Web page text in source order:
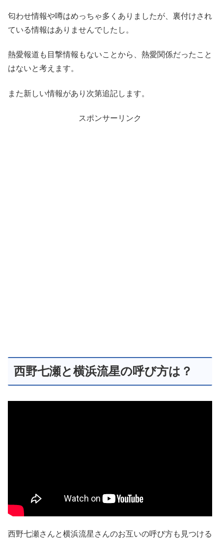
匂わせ情報や噂はめっちゃ多くありましたが、裏付けされ
ている情報はありませんでしたし。
熱愛報道も目撃情報もないことから、熱愛関係だったこと
はないと考えます。
また新しい情報があり次第追記します。
スポンサーリンク
西野七瀬と横浜流星の呼び方は？
西野七瀬さんと横浜流星さんのお互いの呼び方も見つける